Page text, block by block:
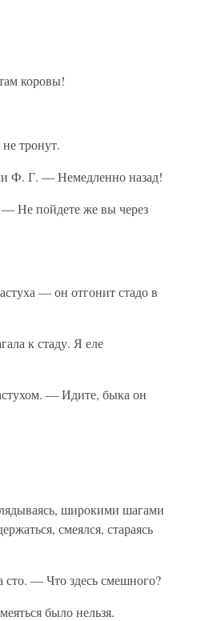
коровы!
тронут.
Ф. Г. — Немедленно назад!
Не пойдете же вы через
— он отгонит стадо в
к стаду. Я еле
— Идите, быка он
широкими шагами
смеялся, стараясь
— Что здесь смешного?
было нельзя.